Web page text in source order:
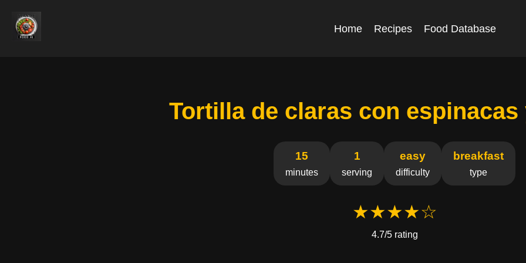
Home Recipes Food Database
Tortilla de claras con espinacas
15
minutes
1
serving
easy
difficulty
breakfast
type
★★★★☆
4.7/5 rating